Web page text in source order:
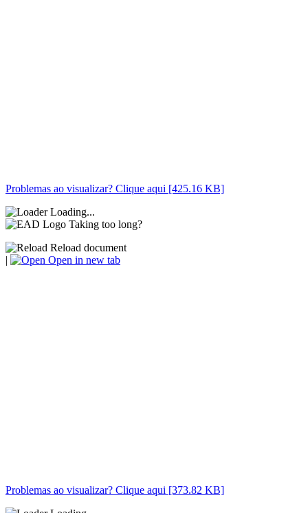
Problemas ao visualizar? Clique aqui [425.16 KB]
Loading...
Taking too long?
Reload document
|
Open in new tab
Problemas ao visualizar? Clique aqui [373.82 KB]